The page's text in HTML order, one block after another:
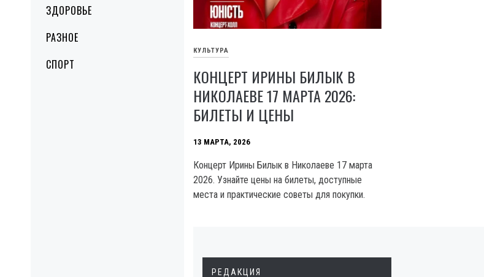
ЗДОРОВЬЕ
РАЗНОЕ
СПОРТ
КУЛЬТУРА
КОНЦЕРТ ИРИНЫ БИЛЫК В
НИКОЛАЕВЕ 17 МАРТА 2026:
БИЛЕТЫ И ЦЕНЫ
13 МАРТА, 2026
Концерт Ирины Билык в Николаеве 17 марта
2026. Узнайте цены на билеты, доступные
места и практические советы для покупки.
РЕДАКЦИЯ